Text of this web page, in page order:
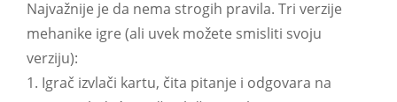
Najvažnije je da nema strogih pravila. Tri verzije
mehanike igre (ali uvek možete smisliti svoju
verziju):
1. Igrač izvlači kartu, čita pitanje i odgovara na